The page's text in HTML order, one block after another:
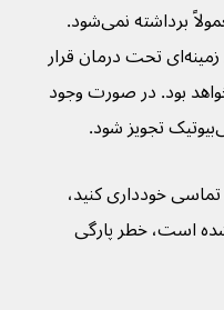
اگر طحال فقط بزرگ شده باشد معمولاً برداشته نمی‌شود.
در عوض، شما برای هرگونه بیماری زمینه‌ای تحت درمان قرار
بود. در صورت وجود
خودداری کنید،
است، خطر پارگی